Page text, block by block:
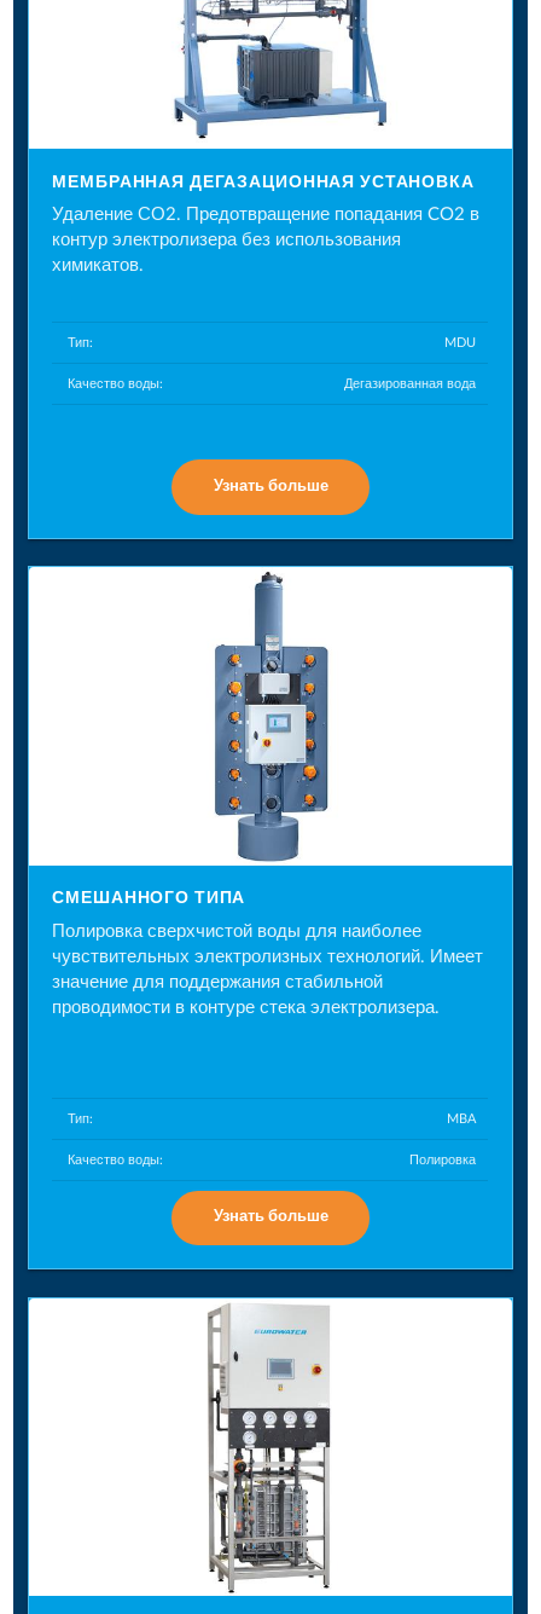
МЕМБРАННАЯ ДЕГАЗАЦИОННАЯ УСТАНОВКА
Удаление СО2. Предотвращение попадания CO2 в
контур электролизера без использования
химикатов.
Тип: MDU
Качество воды: Дегазированная вода
Узнать больше
СМЕШАННОГО ТИПА
Полировка сверхчистой воды для наиболее
чувствительных электролизных технологий. Имеет
значение для поддержания стабильной
проводимости в контуре стека электролизера.
Тип: MBA
Качество воды: Полировка
Узнать больше